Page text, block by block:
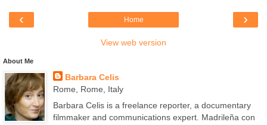
‹ ›
Home
View web version
About Me
Barbara Celis
Rome, Rome, Italy
Barbara Celis is a freelance reporter, a documentary
filmmaker and communications expert. Madrileña con